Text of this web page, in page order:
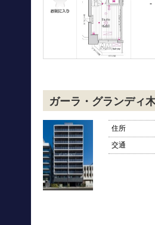
-
ガーラ・グランディ
住所
交通